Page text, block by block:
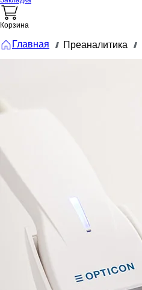
Корзина
Главная /// Преаналитика ///